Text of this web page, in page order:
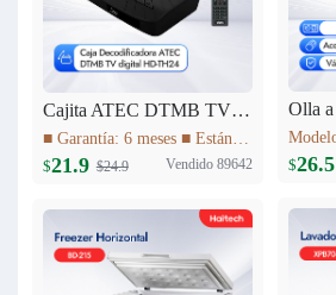
Cajita ATEC DTMB TV digital HD-TH24
$21.9 $24.9 Vendido 89642 $26.5